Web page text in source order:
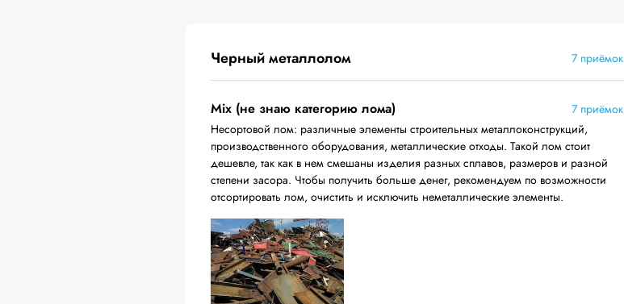
Черный металлолом 7 приёмок
Mix (не знаю категорию лома)
7 приёмок
Несортовой лом: различные элементы строительных металлоконструкций,
производственного оборудования, металлические отходы. Такой лом стоит
дешевле, так как в нем смешаны изделия разных сплавов, размеров и разной
степени засора. Чтобы получить больше денег, рекомендуем по возможности
отсортировать лом, очистить и исключить неметаллические элементы.